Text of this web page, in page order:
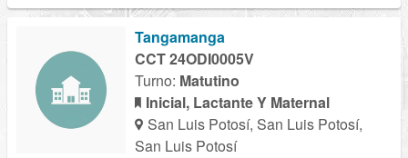
Tangamanga
CCT 24ODI0005V
Turno: Matutino
Inicial, Lactante Y Maternal
San Luis Potosí, San Luis Potosí,
San Luis Potosí